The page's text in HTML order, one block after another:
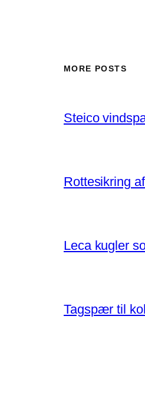
MORE POSTS
Steico
Rottesikring
Leca kugler
Tagspær til